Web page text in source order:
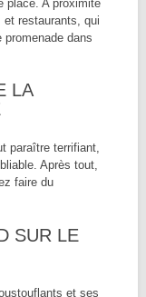
place. A proximité
et restaurants, qui
dans
LA
paraître terrifiant,
Après tout,
faire du
SUR LE
et ses